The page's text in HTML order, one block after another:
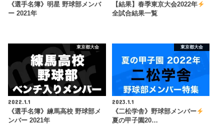
《選手名簿》明星 野球部メンバ
ー 2021年
【結果】春季東京大会2022年
全試合結果一覧
東京都大会
2022.1.1
《選手名簿》練馬高校 野球部メ
ンバー 2021年
東京都大会
2023.1.1
《二松学舎》野球部メンバー
夏の甲子園20…